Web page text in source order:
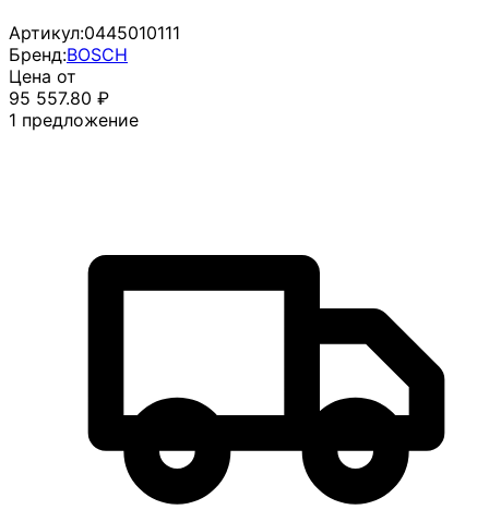
Артикул:0445010111
Бренд:BOSCH
Цена от
95 557.80 ₽
1 предложение